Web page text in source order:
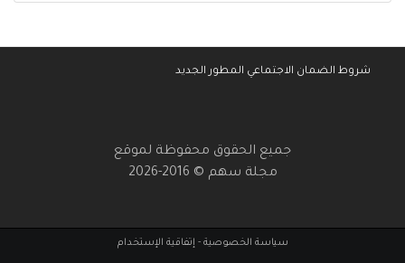
شروط الضمان الاجتماعي المطور الجديد
جميع الحقوق محفوظة لموقع
مجلة سهم © 2016-2026
سياسة الخصوصية - إتفاقية الإستخدام